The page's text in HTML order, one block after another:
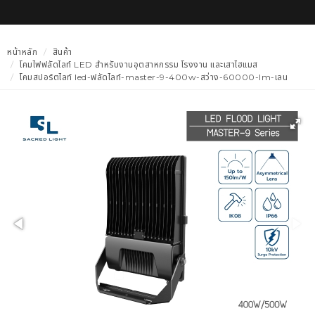
หน้าหลัก
สินค้า
โคมไฟฟลัดไลท์ LED สำหรับงานอุตสาหกรรม โรงงาน และเสาไฮแมส
โคมสปอร์ตไลท์ led-ฟลัดไลท์-master-9-400w-สว่าง-60000-lm-เลน